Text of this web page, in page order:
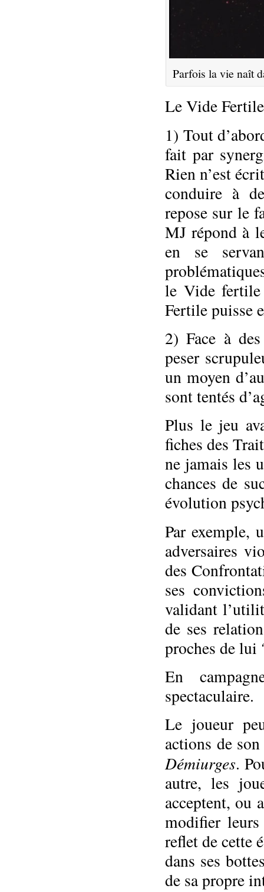
Parfois la vie naît
Le Vide
1) Tout
fait par
Rien n’est
conduire à
repose sur le
MJ répond à
en se
le Vide
Fertile puisse
2) Face à
peser
un moyen
sont tentés
Plus le jeu
fiches des
ne jamais les
chances de
évolution
Par exemple,
adversaires
des
ses
validant
de ses
proches de lui
En
spectaculaire.
Le joueur
actions de
Démiurges.
autre, les
acceptent, ou
modifier
reflet de cette
dans ses
de sa propre